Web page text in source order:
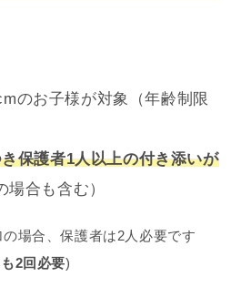
のお子様が対象（年齢制限
保護者1人以上の付き添いが
場合も含む）
の場合、保護者は2人必要です
2回必要)